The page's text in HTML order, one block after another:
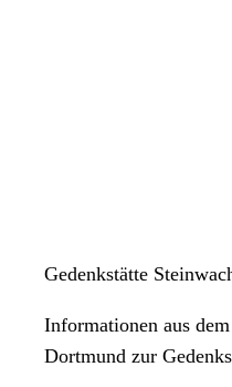
Gedenkstätte
Informationen aus
Dortmund zur